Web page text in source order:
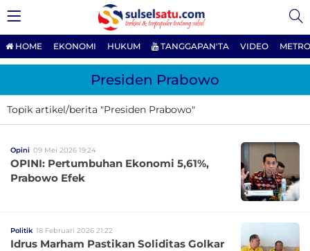
HOME EKONOMI HUKUM TANGGAPAN'TA VIDEO
Presiden Prabowo
Topik artikel/berita "Presiden Prabowo"
Opini 09 Mei 2026 19:24
OPINI: Pertumbuhan Ekonomi 5,61%,
Prabowo Efek
Politik 18 Februari 2026 21:22
Idrus Marham Pastikan Soliditas Golkar